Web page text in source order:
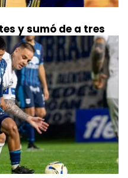
y sumó de a tres